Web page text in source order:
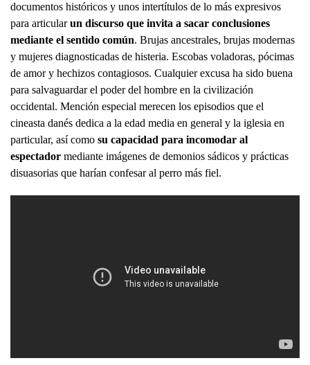
documentos históricos y unos intertítulos de lo más expresivos
para articularun discurso que invita a sacar conclusiones
mediante el sentido común. Brujas ancestrales, brujas modernas
y mujeres diagnosticadas de histeria. Escobas voladoras, pócimas
de amor y hechizos contagiosos. Cualquier excusa ha sido buena
para salvaguardar el poder del hombre en la civilización
occidental. Mención especial merecen los episodios que el
cineasta danés dedica a la edad media en general y la iglesia en
particular, así como su capacidad para incomodar al
espectador mediante imágenes de demonios sádicos y prácticas
disuasorias que harían confesar al perro más fiel.